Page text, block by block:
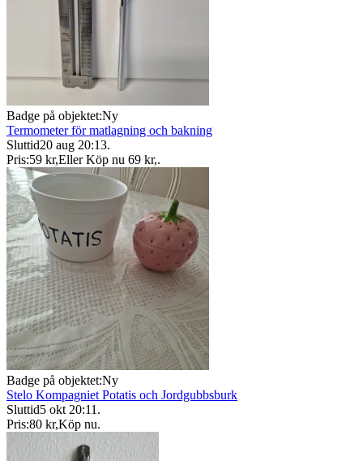
Badge på objektet:Ny
Termometer för matlagning och bakning
Sluttid20 aug 20:13.
Pris:59 kr,Eller Köp nu 69 kr,.
Badge på objektet:Ny
Stelo Kompagniet Potatis och Jordgubbsburk
Sluttid5 okt 20:11 .
Pris:80 kr,Köp nu.